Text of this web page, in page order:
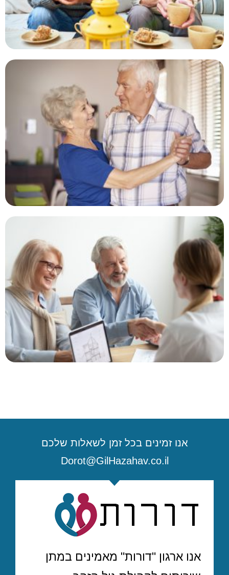
אנו זמינים בכל זמן לשאלות שלכם
Dorot@GilHazahav.co.il
אנו ארגון "דורות" מאמינים במתן